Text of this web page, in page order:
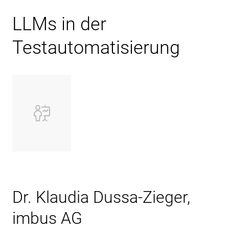
LLMs in der
Testautomatisierung
Dr. Klaudia Dussa-Zieger,
imbus AG